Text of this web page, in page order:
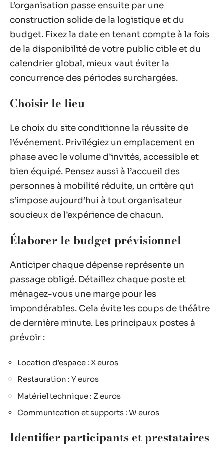
L’organisation passe ensuite par une
construction solide de la logistique et du
budget. Fixez la date en tenant compte à la fois
de la disponibilité de votre public cible et du
calendrier global, mieux vaut éviter la
concurrence des périodes surchargées.
Choisir le lieu
Le choix du site conditionne la réussite de
l’événement. Privilégiez un emplacement en
phase avec le volume d’invités, accessible et
bien équipé. Pensez aussi à l’accueil des
personnes à mobilité réduite, un critère qui
s’impose aujourd’hui à tout organisateur
soucieux de l’expérience de chacun.
Élaborer le budget prévisionnel
Anticiper chaque dépense représente un
passage obligé. Détaillez chaque poste et
ménagez-vous une marge pour les
impondérables. Cela évite les coups de théâtre
de dernière minute. Les principaux postes à
prévoir :
Location d’espace : X euros
Restauration : Y euros
Matériel technique : Z euros
Communication et supports : W euros
Identifier participants et prestataires